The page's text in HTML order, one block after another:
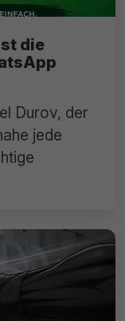
die
Durov, der
jede